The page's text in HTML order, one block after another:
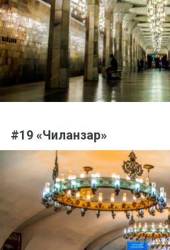
#19 «Чиланзар»